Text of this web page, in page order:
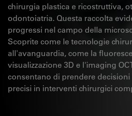
chirurgia plastica e ricostruttiva,
odontoiatria. Questa raccolta
progressi nel campo della
Scoprite come le tecnologie
all'avanguardia, come la
visualizzazione 3D e l'imaging
consentano di prendere decisioni
precisi in interventi chirurgici